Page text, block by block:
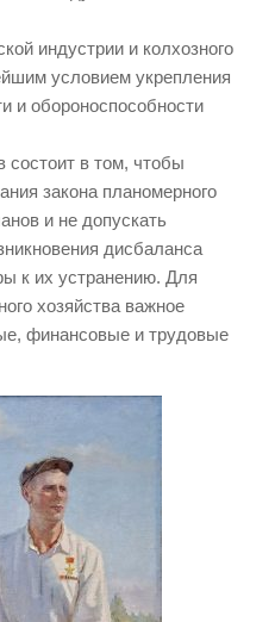
индустрии и колхозного
условием укрепления
и обороноспособности
состоит в том, чтобы
закона планомерного
и не допускать
дисбаланса
к их устранению. Для
хозяйства важное
финансовые и трудовые